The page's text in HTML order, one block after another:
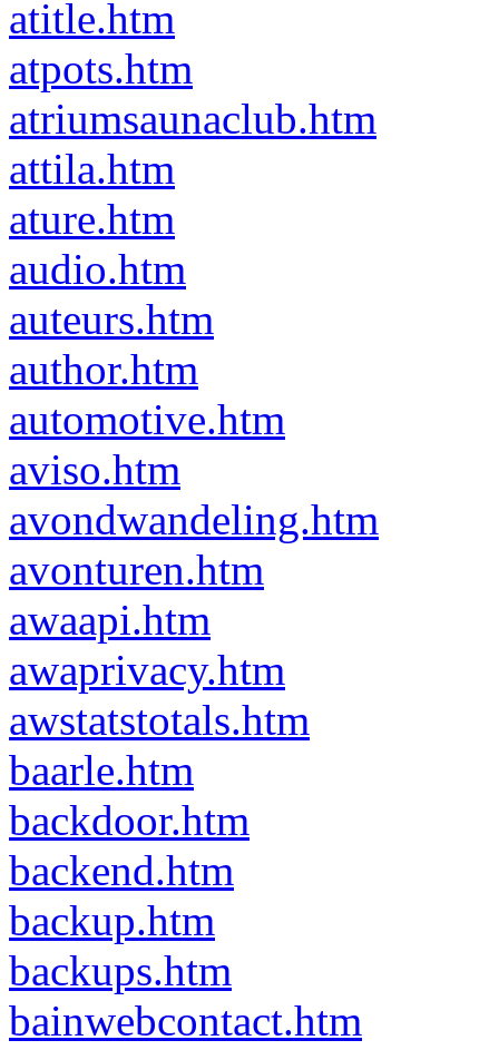
atitle.htm
atpots.htm
atriumsaunaclub.htm
attila.htm
ature.htm
audio.htm
auteurs.htm
author.htm
automotive.htm
aviso.htm
avondwandeling.htm
avonturen.htm
awaapi.htm
awaprivacy.htm
awstatstotals.htm
baarle.htm
backdoor.htm
backend.htm
backup.htm
backups.htm
bainwebcontact.htm